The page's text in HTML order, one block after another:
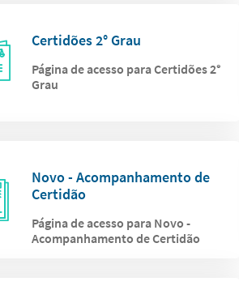
Certidões 2° Grau
Página de acesso para Certidões 2°
Grau
Novo - Acompanhamento de
Certidão
Página de acesso para Novo -
Acompanhamento de Certidão